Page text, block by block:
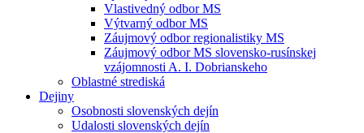
Vlastivedný odbor MS
Výtvarný odbor MS
Záujmový odbor regionalistiky MS
Záujmový odbor MS slovensko-rusínskej
vzájomnosti A. I. Dobrianskeho
Oblastné strediská
Dejiny
Osobnosti slovenských dejín
Udalosti slovenských dejín